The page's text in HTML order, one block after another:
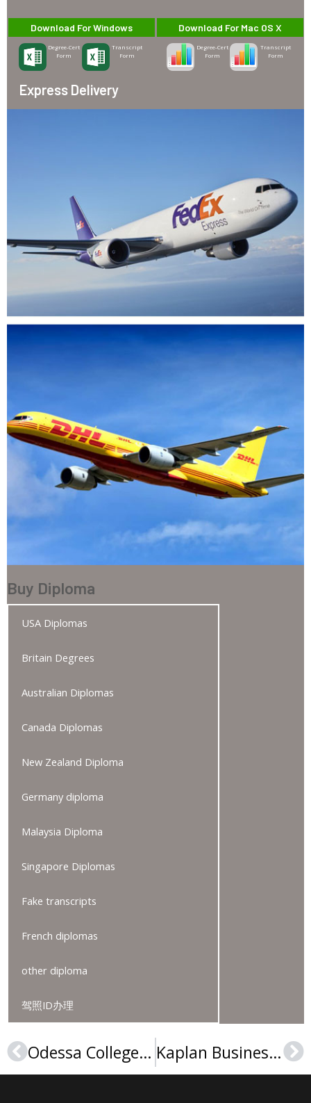
Download For Windows
Degree-Cert
Form
Transcript
Form
Download For Mac OS X
Degree-Cert
Form
Transcript
Form
Express Delivery
Buy Diploma
USA Diplomas
Britain Degrees
Australian Diplomas
Canada Diplomas
New Zealand Diploma
Germany diploma
Malaysia Diploma
Singapore Diplomas
Fake transcripts
French diplomas
other diploma
驾照ID办理
Prev Odessa College diploma, 敖德萨学院文凭 Kaplan Business School Diploma，Kaplan商学文凭